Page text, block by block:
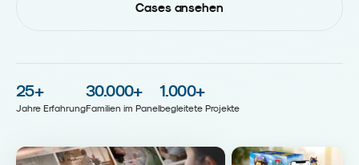
Cases ansehen
25+
Jahre Erfahrung
30.000+
Familien im Panel
1.000+
begleitete Projekte